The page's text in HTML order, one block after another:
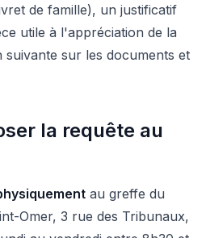
de famille), un justificatif
utile à l'appréciation de la
sur les documents et
la requête au
au greffe du
Omer, 3 rue des Tribunaux,